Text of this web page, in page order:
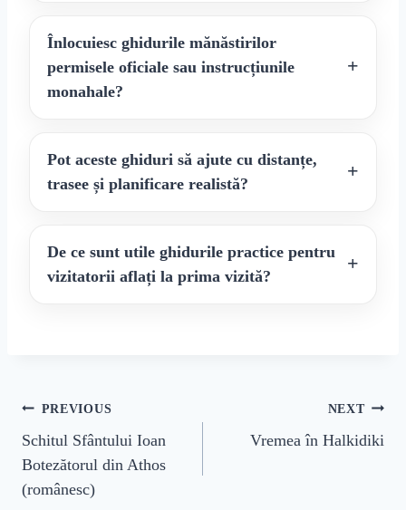
Înlocuiesc ghidurile mănăstirilor
permisele oficiale sau instrucțiunile
monahale?
Pot aceste ghiduri să ajute cu distanțe,
trasee și planificare realistă?
De ce sunt utile ghidurile practice pentru
vizitatorii aflați la prima vizită?
Navigare
în
articole
PREVIOUS
Schitul Sfântului Ioan
Botezătorul din Athos
(românesc)
NEXT
Vremea în Halkidiki